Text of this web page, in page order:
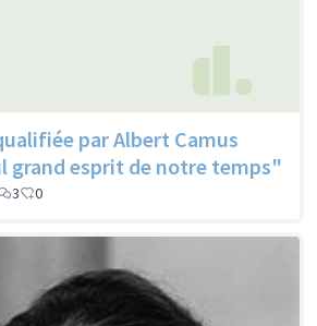
par Albert Camus
grand esprit de notre temps"
3 0